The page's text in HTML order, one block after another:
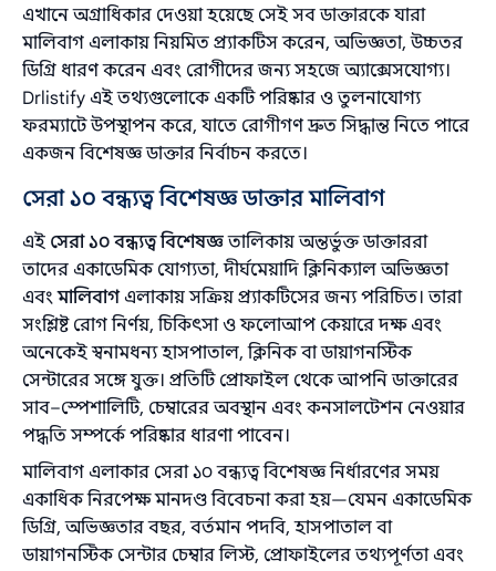
এখানে অগ্রাধিকার দেওয়া হয়েছে সেই সব ডাক্তারকে যারা
মালিবাগ এলাকায় নিয়মিত প্র্যাকটিস করেন, অভিজ্ঞতা, উচ্চতর
ডিগ্রি ধারণ করেন এবং রোগীদের জন্য সহজে অ্যাক্সেসযোগ্য।
Drlistify এই তথ্যগুলোকে একটি পরিষ্কার ও তুলনাযোগ্য
ফরম্যাটে উপস্থাপন করে, যাতে রোগীগণ দ্রুত সিদ্ধান্ত নিতে পারে
একজন বিশেষজ্ঞ ডাক্তার নির্বাচন করতে।
সেরা ১০ বন্ধ্যত্ব বিশেষজ্ঞ ডাক্তার মালিবাগ
এই সেরা ১০ বন্ধ্যত্ব বিশেষজ্ঞতালিকায় অন্তর্ভুক্ত ডাক্তাররা
তাদের একাডেমিক যোগ্যতা, দীর্ঘমেয়াদি ক্লিনিক্যাল অভিজ্ঞতা
এবংমালিবাগএলাকায় সক্রিয় প্র্যাকটিসের জন্য পরিচিত। তারা
সংশ্লিষ্ট রোগ নির্ণয়, চিকিৎসা ও ফলোআপ কেয়ারে দক্ষ এবং
অনেকেই স্বনামধন্য হাসপাতাল, ক্লিনিক বা ডায়াগনস্টিক
সেন্টারের সঙ্গে যুক্ত। প্রতিটি প্রোফাইল থেকে আপনি ডাক্তারের
সাব–স্পেশালিটি, চেম্বারের অবস্থান এবং কনসালটেশন নেওয়ার
পদ্ধতি সম্পর্কে পরিষ্কার ধারণা পাবেন।
মালিবাগ এলাকার সেরা ১০ বন্ধ্যত্ব বিশেষজ্ঞ নির্ধারণের সময়
একাধিক নিরপেক্ষ মানদণ্ড বিবেচনা করা হয়—যেমন একাডেমিক
ডিগ্রি, অভিজ্ঞতার বছর, বর্তমান পদবি, হাসপাতাল বা
ডায়াগনস্টিক সেন্টার চেম্বার লিস্ট, প্রোফাইলের তথ্যপূর্ণতা এবং